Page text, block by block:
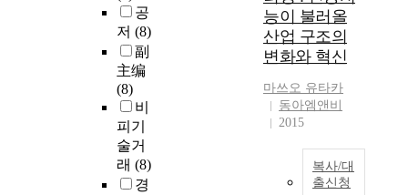
공
저 (8)
副
主编
(8)
비
피기
술거
래 (8)
경
능이 불러올
산업 구조의
변화와 혁신
마쓰오 유타카
동아엠앤비
2015
복사/대
출신청